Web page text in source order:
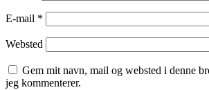
E-mail *
Websted
Gem mit navn, mail og websted i denne
jeg kommenterer.